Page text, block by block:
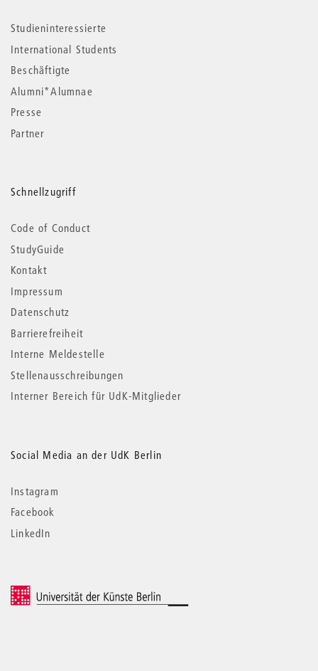
Studieninteressierte
International Students
Beschäftigte
Alumni*Alumnae
Presse
Partner
Schnellzugriff
Code of Conduct
StudyGuide
Kontakt
Impressum
Datenschutz
Barrierefreiheit
Interne Meldestelle
Stellenausschreibungen
Interner Bereich für UdK-Mitglieder
Social Media an der UdK Berlin
Instagram
Facebook
LinkedIn
© 2026 Universität der Künste Berlin